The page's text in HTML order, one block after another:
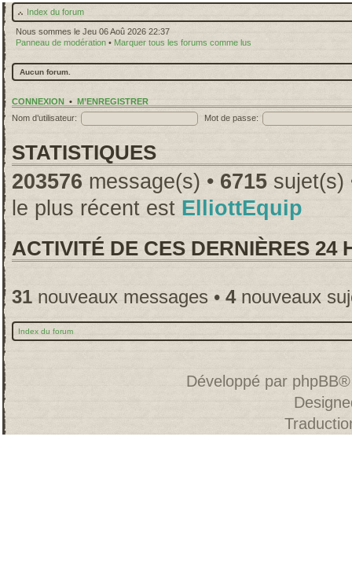
Index du forum
Nous sommes le Jeu 06 Aoû 2026 22:37
Panneau de modération • Marquer tous les forums comme lus
Aucun forum.
CONNEXION • M’ENREGISTRER
Nom d’utilisateur:
Mot de passe:
STATISTIQUES
203576 message(s) • 6715 sujet(s)
le plus récent est ElliottEquip
ACTIVITÉ DE CES DERNIÈRES 24
31 nouveaux messages • 4nouveaux
Index du forum
Développé par phpBB®